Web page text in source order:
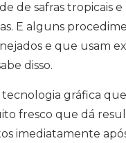
de safras tropicais e
E alguns
e que usam
disso.
tecnologia gráfica
fresco que dá
imediatamente